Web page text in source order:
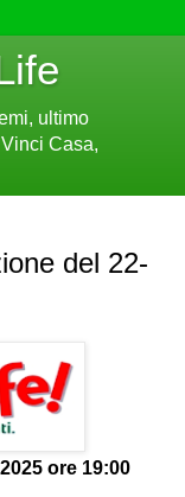
ultimo
Casa,
del 22-
ore 19:00